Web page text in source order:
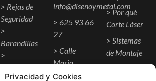
Privacidad y Cookies
> Rejas de
Seguridad
>
Barandillas
>
info@disenoymetal.com
> 625 93 66
27
> Calle
Maria
Martínez
> Por qué
Corte Láser
> Sistemas
de Montaje